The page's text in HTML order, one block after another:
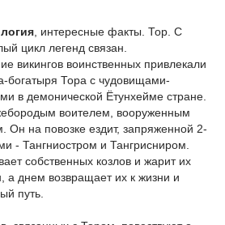
, интересные факты. Тор. С
цикл легенд связан.
викингов воинственных привлекали
богатыря Тора с чудовищами-
в демонической Ётунхейме стране.
воителем, вооруженным
на повозке ездит, запряженной 2-
- Тангниостром и Тангрисниром.
собственных козлов и жарит их
а днем возвращает их к жизни и
путь.